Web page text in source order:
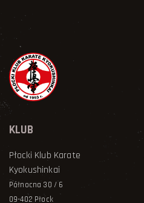
KLUB
Płocki Klub Karate
Kyokushinkai
Północna 30 / 6
09-402 Płock